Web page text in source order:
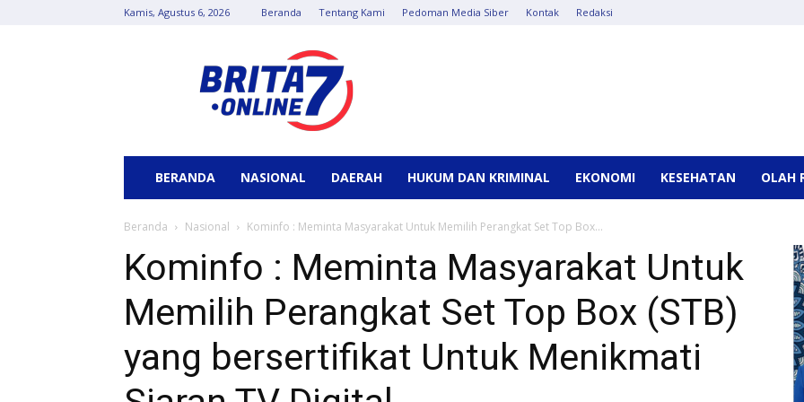
Kamis, Agustus 6, 2026 Beranda Tentang Kami Pedoman Media Siber Kontak Redaksi
Online
BERANDA NASIONAL DAERAH HUKUM DAN KRIMINAL EKONOMI KESEHATAN OLAH
Beranda Nasional Kominfo : Meminta Masyarakat Untuk Memilih Perangkat Set Top Box...
Kominfo : Meminta Masyarakat Untuk
Memilih Perangkat Set Top Box (STB)
yang bersertifikat Untuk Menikmati